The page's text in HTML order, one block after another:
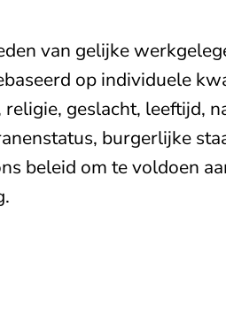
van gelijke
op individuele
geslacht, leeftijd,
burgerlijke
beleid om te voldoen